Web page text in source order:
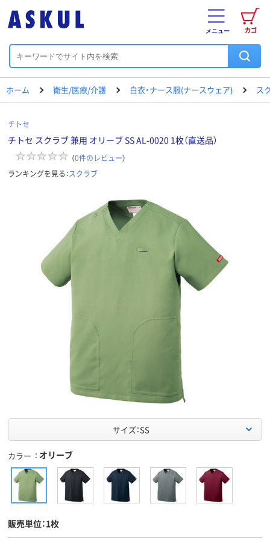
カゴ
メニュー
ホーム 衛生/医療/介護 白衣・ナース服(ナースウェア) ス
チトセ
チトセ スクラブ 兼用 オリーブ SS AL-0020 1枚（直送品）
（0件のレビュー）
ランキングを見る：スクラブ
サイズ：SS
カラー オリーブ
販売単位：1枚